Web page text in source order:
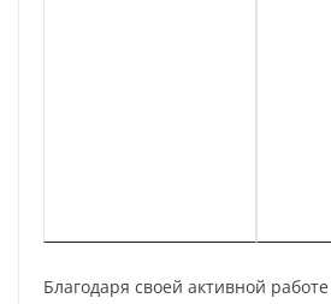
Благодаря своей активной